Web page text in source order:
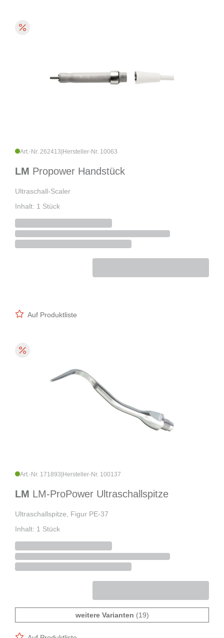
Art.-Nr. 262413 Hersteller-Nr. 10063
LM Propower Handstück
Ultraschall-Scaler
Inhalt: 1 Stück
Auf Produktliste
Art.-Nr. 171893 Hersteller-Nr. 100137
LM LM-ProPower Ultraschallspitze
Ultraschallspitze, Figur PE-37
Inhalt: 1 Stück
weitere Varianten (19)